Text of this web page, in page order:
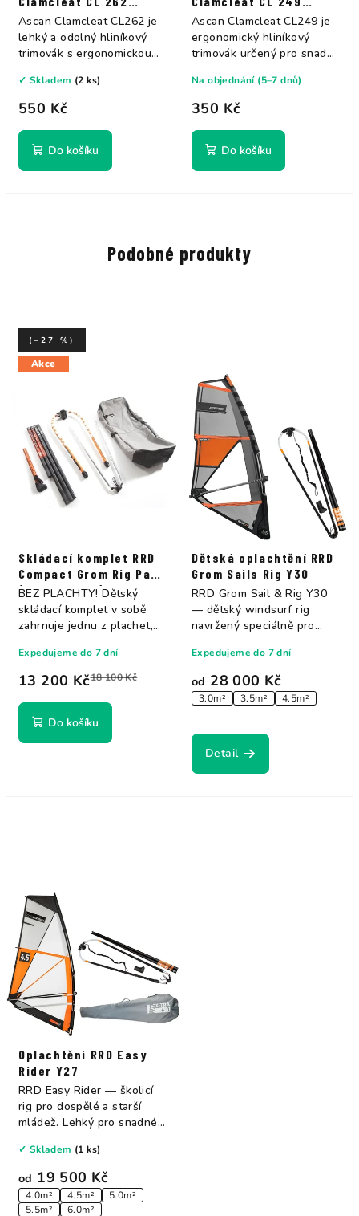
Ascan
550 Kč
✓ Skladem (2 ks)
Do košíku
Ascan Clamcleat CL262 je
lehký a odolný hliníkový
trimovák s ergonomickou
Ascan
350 Kč
Na objednání (5–7 dnů)
Do košíku
Ascan Clamcleat CL249 je
ergonomický hliníkový
trimovák určený pro snadné
Podobné produkty
Akce
Skládací komplet RRD
Compact Grom Rig Pack
(bez plachty)
13 200 Kč18 100 Kč
(–27 %)
Expedujeme do 7 dní
Do košíku
BEZ PLACHTY! Dětský
skládací komplet v sobě
zahrnuje jednu z plachet,
Dětská oplachtění RRD
Grom Sails Rig Y30
od 28 000 Kč
3.0m² 3.5m² 4.5m²
Expedujeme do 7 dní
Detail
RRD Grom Sail & Rig Y30
— dětský windsurf rig
navržený speciálně pro
Oplachtění RRD Easy
Rider Y27
od 19 500 Kč
4.0m² 4.5m²
5.0m²
5.5m²
6.0m²
✓ Skladem (1 ks)
RRD Easy Rider — školicí
rig pro dospělé a starší
mládež. Lehký pro snadné